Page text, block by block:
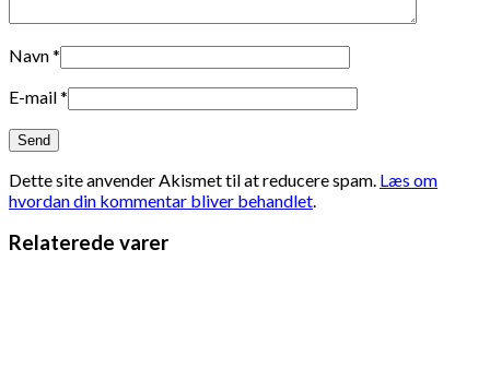
Navn*
E-mail*
Dette site anvender Akismet til at reducere spam. Læs om
hvordan din kommentar bliver behandlet
Relaterede varer